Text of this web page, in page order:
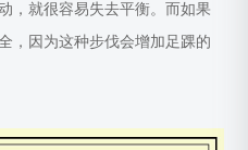
，就很容易失去平衡。而如果
，因为这种步伐会增加足踝的